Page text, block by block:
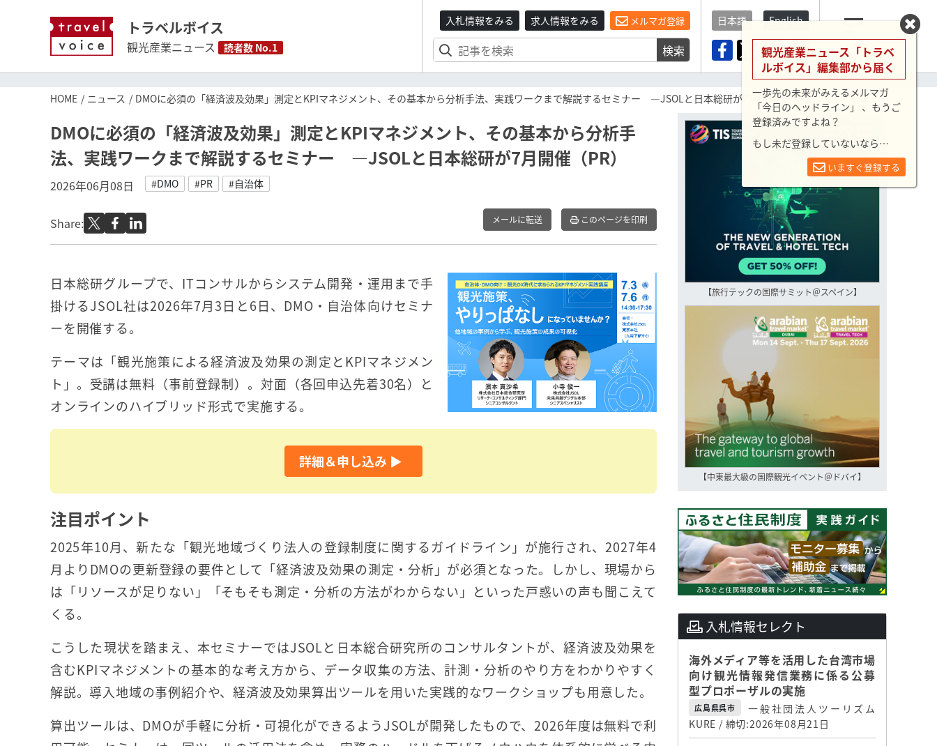
トラベルボイス
観光産業ニュース 読者数 No.1
入札情報をみる 求人情報をみる メルマガ登録
検索
日本語 English
メニュー
HOME ニュース DMOに必須の「経済波及効果」測定とKPIマネジメント、その基本から分析手法、実践ワークまで解説するセミナー ―JSOLと日本総研が7月開催（PR）
DMOに必須の「経済波及効果」測定とKPIマネジメント、その基本から分析手
法、実践ワークまで解説するセミナー ―JSOLと日本総研が7月開催（PR）
2026年06月08日 #DMO #PR #自治体
Share: メールに転送 このページを印刷
日本総研グループで、ITコンサルからシステム開発・運用まで手
掛けるJSOL社は2026年7月3日と6日、DMO・自治体向けセミナ
ーを開催する。
テーマは「観光施策による経済波及効果の測定とKPIマネジメン
ト」。受講は無料（事前登録制）。対面（各回申込先着30名）と
オンラインのハイブリッド形式で実施する。
詳細＆申し込み ▶︎
注目ポイント
2025年10月、新たな「観光地域づくり法人の登録制度に関するガイドライン」が施行され、2027年4
月よりDMOの更新登録の要件として「経済波及効果の測定・分析」が必須となった。しかし、現場から
は「リソースが足りない」「そもそも測定・分析の方法がわからない」といった戸惑いの声も聞こえて
くる。
こうした現状を踏まえ、本セミナーではJSOLと日本総合研究所のコンサルタントが、経済波及効果を
含むKPIマネジメントの基本的な考え方から、データ収集の方法、計測・分析のやり方をわかりやすく
解説。導入地域の事例紹介や、経済波及効果算出ツールを用いた実践的なワークショップも用意した。
算出ツールは、DMOが手軽に分析・可視化ができるようJSOLが開発したもので、2026年度は無料で利
【旅行テックの国際サミット＠スペイン】
【中東最大級の国際観光イベント＠ドバイ】
入札情報セレクト
海外メディア等を活用した台湾市場
向け観光情報発信業務に係る公募
型プロポーザルの実施
広島県呉市
一般社団法人ツーリズム
KURE / 締切:2026年08月21日
観光産業ニュース「トラベ
ルボイス」編集部から届く
一歩先の未来がみえるメルマガ
「今日のヘッドライン」 、もうご
登録済みですよね？
もし未だ登録していないなら…
いますぐ登録する